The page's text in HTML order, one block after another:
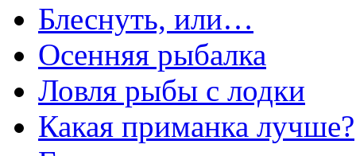
Блеснуть, или…
Осенняя рыбалка
Ловля рыбы с лодки
Какая приманка лучше?